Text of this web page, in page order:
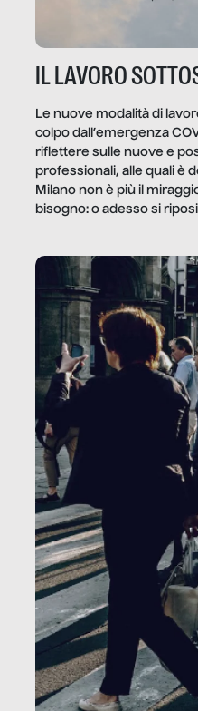
IL LAVORO
Le nuove modalità di
colpo dall’emergenza
riflettere sulle nuove e
professionali, alle quali è
Milano non è più il
bisogno: o adesso si